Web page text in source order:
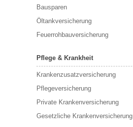
Bausparen
Öltankversicherung
Feuerrohbauversicherung
Pflege & Krankheit
Krankenzusatzversicherung
Pflegeversicherung
Private Krankenversicherung
Gesetzliche Krankenversicherung